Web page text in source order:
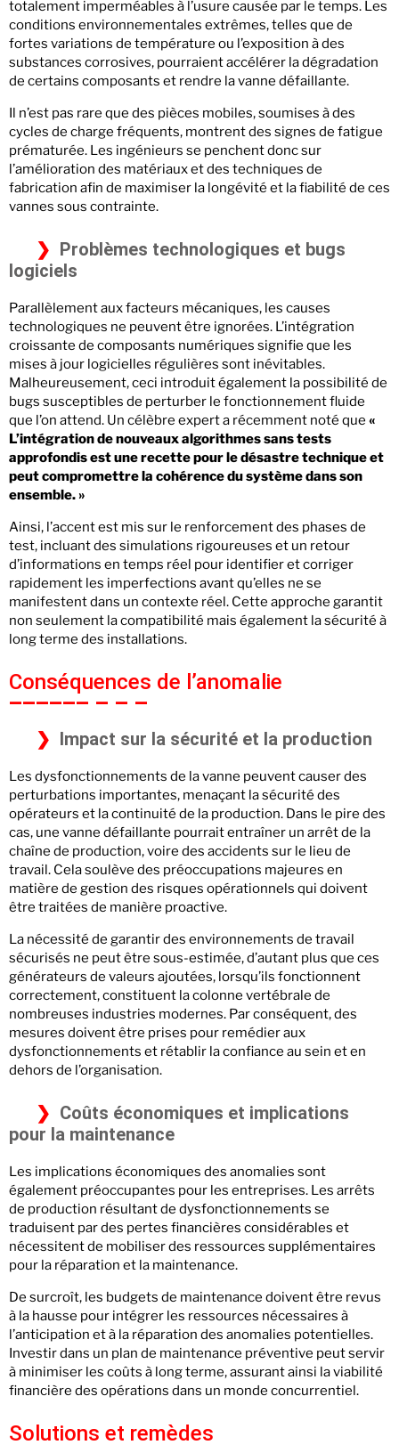
totalement imperméables à l’usure causée par le temps. Les
conditions environnementales extrêmes, telles que de
fortes variations de température ou l’exposition à des
substances corrosives, pourraient accélérer la dégradation
de certains composants et rendre la vanne défaillante.
Il n’est pas rare que des pièces mobiles, soumises à des
cycles de charge fréquents, montrent des signes de fatigue
prématurée. Les ingénieurs se penchent donc sur
l’amélioration des matériaux et des techniques de
fabrication afin de maximiser la longévité et la fiabilité de ces
vannes sous contrainte.
Problèmes technologiques et bugs
logiciels
Parallèlement aux facteurs mécaniques, les causes
technologiques ne peuvent être ignorées. L’intégration
croissante de composants numériques signifie que les
mises à jour logicielles régulières sont inévitables.
Malheureusement, ceci introduit également la possibilité de
bugs susceptibles de perturber le fonctionnement fluide
que l’on attend. Un célèbre expert a récemment noté que «
L’intégration de nouveaux algorithmes sans tests
approfondis est une recette pour le désastre technique et
peut compromettre la cohérence du système dans son
ensemble. »
Ainsi, l’accent est mis sur le renforcement des phases de
test, incluant des simulations rigoureuses et un retour
d’informations en temps réel pour identifier et corriger
rapidement les imperfections avant qu’elles ne se
manifestent dans un contexte réel. Cette approche garantit
non seulement la compatibilité mais également la sécurité à
long terme des installations.
Conséquences de l’anomalie
Impact sur la sécurité et la production
Les dysfonctionnements de la vanne peuvent causer des
perturbations importantes, menaçant la sécurité des
opérateurs et la continuité de la production. Dans le pire des
cas, une vanne défaillante pourrait entraîner un arrêt de la
chaîne de production, voire des accidents sur le lieu de
travail. Cela soulève des préoccupations majeures en
matière de gestion des risques opérationnels qui doivent
être traitées de manière proactive.
La nécessité de garantir des environnements de travail
sécurisés ne peut être sous-estimée, d’autant plus que ces
générateurs de valeurs ajoutées, lorsqu’ils fonctionnent
correctement, constituent la colonne vertébrale de
nombreuses industries modernes. Par conséquent, des
mesures doivent être prises pour remédier aux
dysfonctionnements et rétablir la confiance au sein et en
dehors de l’organisation.
Coûts économiques et implications
pour la maintenance
Les implications économiques des anomalies sont
également préoccupantes pour les entreprises. Les arrêts
de production résultant de dysfonctionnements se
traduisent par des pertes financières considérables et
nécessitent de mobiliser des ressources supplémentaires
pour la réparation et la maintenance.
De surcroît, les budgets de maintenance doivent être revus
à la hausse pour intégrer les ressources nécessaires à
l’anticipation et à la réparation des anomalies potentielles.
Investir dans un plan de maintenance préventive peut servir
à minimiser les coûts à long terme, assurant ainsi la viabilité
financière des opérations dans un monde concurrentiel.
Solutions et remèdes